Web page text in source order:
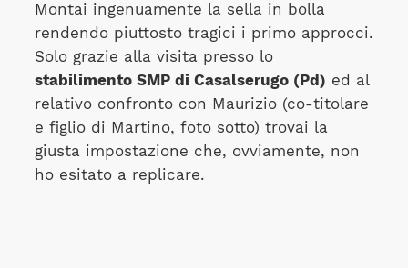
Montai ingenuamente la sella in bolla
rendendo piuttosto tragici i primo approcci.
Solo grazie alla visita presso lo
stabilimento SMP di Casalserugo (Pd) ed al
relativo confronto con Maurizio (co-titolare
e figlio di Martino, foto sotto) trovai la
giusta impostazione che, ovviamente, non
ho esitato a replicare.